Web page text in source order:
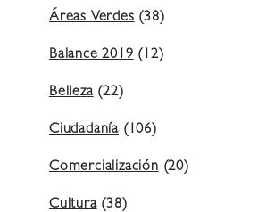
Áreas Verdes (38)
Balance 2019 (12)
Belleza(22)
Ciudadanía (106)
Comercialización (20)
Cultura(38)